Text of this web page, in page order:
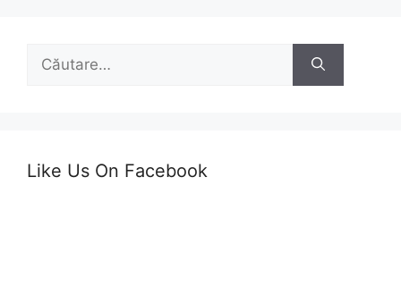
după:
Like Us On Facebook